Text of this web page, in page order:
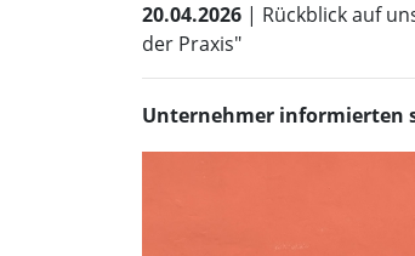
20.04.2026 | Rückblick auf
der Praxis"
Unternehmer informierten